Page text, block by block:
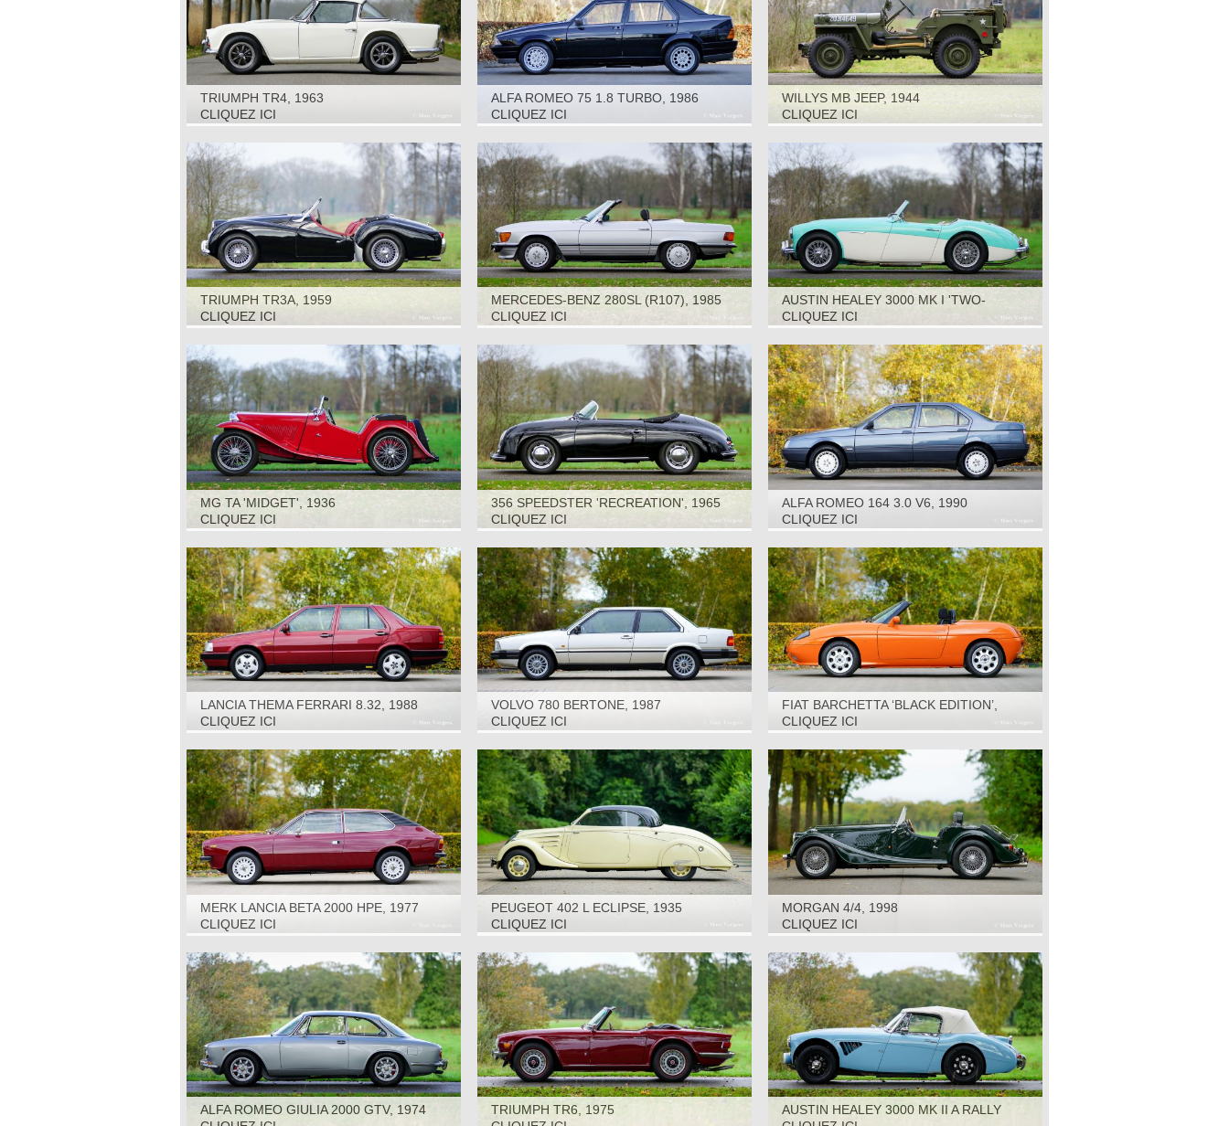
TRIUMPH TR4, 1963
CLIQUEZ ICI
ALFA ROMEO 75 1.8 TURBO, 1986
CLIQUEZ ICI
WILLYS MB JEEP, 1944
CLIQUEZ ICI
TRIUMPH TR3A, 1959
CLIQUEZ ICI
MERCEDES-BENZ 280SL (R107), 1985
CLIQUEZ ICI
AUSTIN HEALEY 3000 MK I 'TWO-
SEATER', 1960
CLIQUEZ ICI
MG TA 'MIDGET', 1936
CLIQUEZ ICI
356 SPEEDSTER 'RECREATION', 1965
CLIQUEZ ICI
ALFA ROMEO 164 3.0 V6, 1990
CLIQUEZ ICI
LANCIA THEMA FERRARI 8.32, 1988
CLIQUEZ ICI
VOLVO 780 BERTONE, 1987
CLIQUEZ ICI
FIAT BARCHETTA ‘BLACK EDITION’,
2000
CLIQUEZ ICI
MERK LANCIA BETA 2000 HPE, 1977
CLIQUEZ ICI
PEUGEOT 402 L ECLIPSE, 1935
CLIQUEZ ICI
MORGAN 4/4, 1998
CLIQUEZ ICI
ALFA ROMEO GIULIA 2000 GTV, 1974
TRIUMPH TR6, 1975
AUSTIN HEALEY 3000 MK II A RALLY